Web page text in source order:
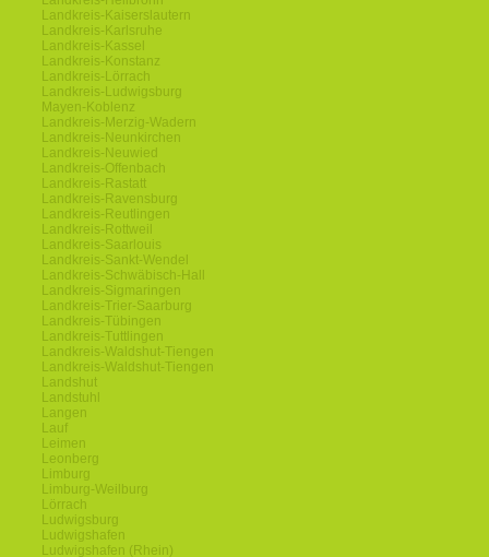
Landkreis-Kaiserslautern
Landkreis-Karlsruhe
Landkreis-Kassel
Landkreis-Konstanz
Landkreis-Lörrach
Landkreis-Ludwigsburg
Mayen-Koblenz
Landkreis-Merzig-Wadern
Landkreis-Neunkirchen
Landkreis-Neuwied
Landkreis-Offenbach
Landkreis-Rastatt
Landkreis-Ravensburg
Landkreis-Reutlingen
Landkreis-Rottweil
Landkreis-Saarlouis
Landkreis-Sankt-Wendel
Landkreis-Schwäbisch-Hall
Landkreis-Sigmaringen
Landkreis-Trier-Saarburg
Landkreis-Tübingen
Landkreis-Tuttlingen
Landkreis-Waldshut-Tiengen
Landkreis-Waldshut-Tiengen
Landshut
Landstuhl
Langen
Lauf
Leimen
Leonberg
Limburg
Limburg-Weilburg
Lörrach
Ludwigsburg
Ludwigshafen
Ludwigshafen (Rhein)